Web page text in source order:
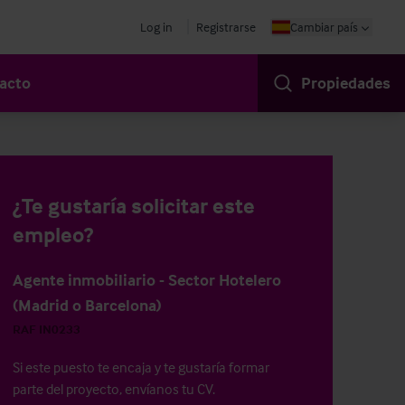
Log in Registrarse Cambiar país
Propiedades
¿Te gustaría solicitar este
empleo?
Agente inmobiliario - Sector Hotelero
(Madrid o Barcelona)
RAF IN0233
Si este puesto te encaja y te gustaría formar
parte del proyecto, envíanos tu CV.